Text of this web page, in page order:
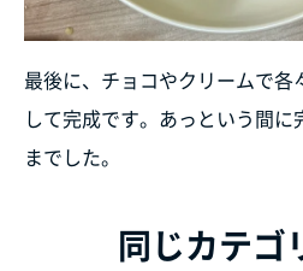
最後に、チョコやクリームで各
して完成です。あっという間
までした。
同じカテゴ